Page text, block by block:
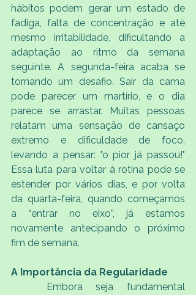
hábitos podem gerar um estado de
fadiga, falta de concentração e até
mesmo irritabilidade, dificultando a
adaptação ao ritmo da semana
seguinte. A segunda-feira acaba se
tornando um desafio. Sair da cama
pode parecer um martírio, e o dia
parece se arrastar. Muitas pessoas
relatam uma sensação de cansaço
extremo e dificuldade de foco,
levando a pensar: "o pior já passou!"
Essa luta para voltar à rotina pode se
estender por vários dias, e por volta
da quarta-feira, quando começamos
a “entrar no eixo”, já estamos
novamente antecipando o próximo
fim de semana.
A Importância da Regularidade